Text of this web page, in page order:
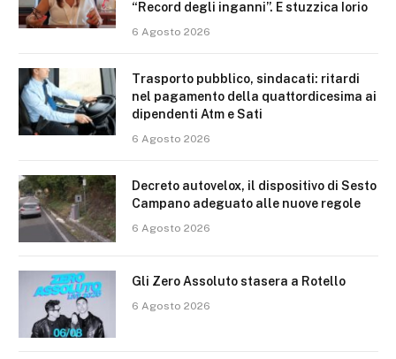
“Record degli inganni”. E stuzzica Iorio
6 Agosto 2026
Trasporto pubblico, sindacati: ritardi
nel pagamento della quattordicesima ai
dipendenti Atm e Sati
6 Agosto 2026
Decreto autovelox, il dispositivo di Sesto
Campano adeguato alle nuove regole
6 Agosto 2026
Gli Zero Assoluto stasera a Rotello
6 Agosto 2026